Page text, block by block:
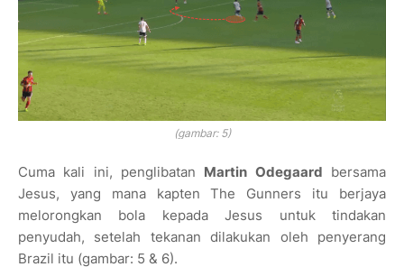
(gambar: 5)
Cuma kali ini, penglibatan Martin Odegaard bersama
Jesus, yang mana kapten The Gunners itu berjaya
melorongkan bola kepada Jesus untuk tindakan
penyudah, setelah tekanan dilakukan oleh penyerang
Brazil itu (gambar: 5 & 6).